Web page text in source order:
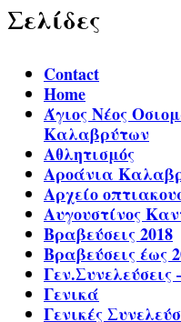
Σελίδες
Contact
Home
Άγιος Νέος
Καλαβρύτων
Αθλητισμός
Αροάνια
Αρχείο
Αυγουστίνος
Βραβεύσεις 2018
Βραβεύσεις έως
Γενικά
Γενικές